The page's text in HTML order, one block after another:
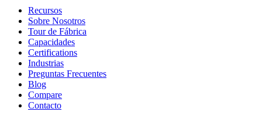
Recursos
Sobre Nosotros
Tour de Fábrica
Capacidades
Certifications
Industrias
Preguntas Frecuentes
Blog
Compare
Contacto